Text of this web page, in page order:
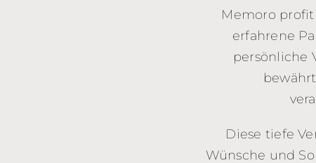
Memoro
erfahrene
persönliche
Diese tiefe
Wünsche und